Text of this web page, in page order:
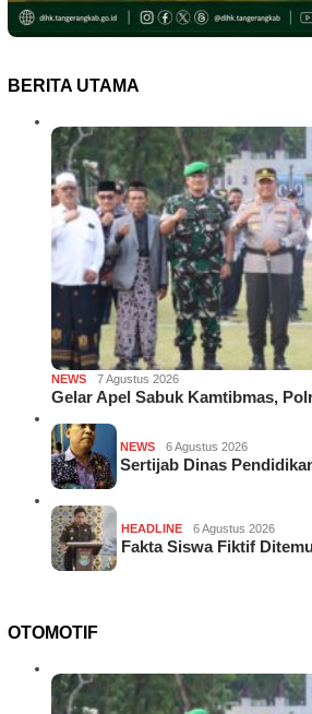
BERITA UTAMA
NEWS 7 Agustus 2026
Gelar Apel Sabuk Kamtibmas,
NEWS 6 Agustus 2026
Sertijab Dinas
HEADLINE 6 Agustus 2026
Fakta Siswa Fiktif
OTOMOTIF